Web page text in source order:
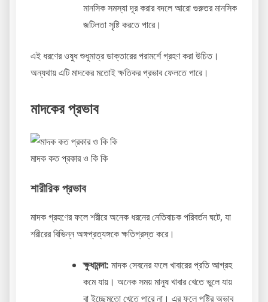
মানসিক সমস্যা দূর করার বদলে আরো গুরুতর মানসিক
জটিলতা সৃষ্টি করতে পারে।
এই ধরণের ওষুধ শুধুমাত্র ডাক্তারের পরামর্শে গ্রহণ করা উচিত।
অন্যথায় এটি মাদকের মতোই ক্ষতিকর প্রভাব ফেলতে পারে।
মাদকের প্রভাব
মাদক কত প্রকার ও কি কি
শারীরিক প্রভাব
মাদক গ্রহণের ফলে শরীরে অনেক ধরনের নেতিবাচক পরিবর্তন ঘটে, যা
শরীরের বিভিন্ন অঙ্গপ্রত্যঙ্গকে ক্ষতিগ্রস্ত করে।
ক্ষুধামন্দা: মাদক সেবনের ফলে খাবারের প্রতি আগ্রহ
কমে যায়। অনেক সময় মানুষ খাবার খেতে ভুলে যায়
বা ইচ্ছেমতো খেতে পারে না। এর ফলে পুষ্টির অভাব